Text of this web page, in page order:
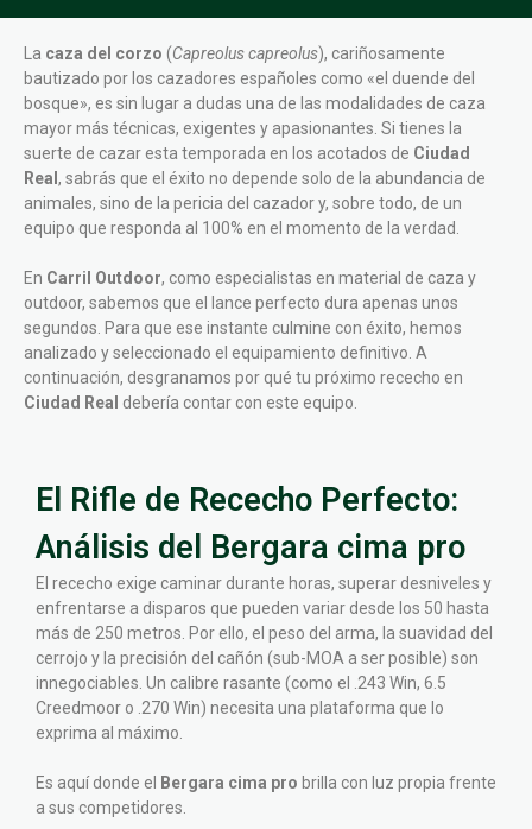
La caza del corzo (Capreolus capreolus), cariñosamente
bautizado por los cazadores españoles como «el duende del
bosque», es sin lugar a dudas una de las modalidades de caza
mayor más técnicas, exigentes y apasionantes. Si tienes la
suerte de cazar esta temporada en los acotados de Ciudad
Real , sabrás que el éxito no depende solo de la abundancia de
animales, sino de la pericia del cazador y, sobre todo, de un
equipo que responda al 100% en el momento de la verdad.
En Carril Outdoor, como especialistas en material de caza y
outdoor, sabemos que el lance perfecto dura apenas unos
segundos. Para que ese instante culmine con éxito, hemos
analizado y seleccionado el equipamiento definitivo. A
continuación, desgranamos por qué tu próximo rececho en
Ciudad Real debería contar con este equipo.
El Rifle de Rececho Perfecto:
Análisis del Bergara cima pro
El rececho exige caminar durante horas, superar desniveles y
enfrentarse a disparos que pueden variar desde los 50 hasta
más de 250 metros. Por ello, el peso del arma, la suavidad del
cerrojo y la precisión del cañón (sub-MOA a ser posible) son
innegociables. Un calibre rasante (como el .243 Win, 6.5
Creedmoor o .270 Win) necesita una plataforma que lo
exprima al máximo.
Es aquí donde el Bergara cima pro brilla con luz propia frente
a sus competidores.